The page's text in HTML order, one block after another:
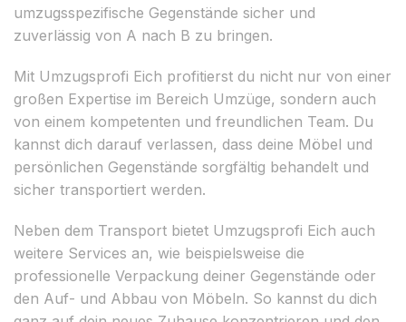
umzugsspezifische Gegenstände sicher und
zuverlässig von A nach B zu bringen.
Mit Umzugsprofi Eich profitierst du nicht nur von einer
großen Expertise im Bereich Umzüge, sondern auch
von einem kompetenten und freundlichen Team. Du
kannst dich darauf verlassen, dass deine Möbel und
persönlichen Gegenstände sorgfältig behandelt und
sicher transportiert werden.
Neben dem Transport bietet Umzugsprofi Eich auch
weitere Services an, wie beispielsweise die
professionelle Verpackung deiner Gegenstände oder
den Auf- und Abbau von Möbeln. So kannst du dich